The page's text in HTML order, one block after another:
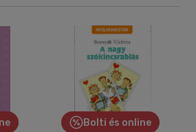
Bolti és online